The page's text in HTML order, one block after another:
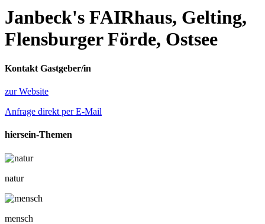
Janbeck's FAIRhaus, Gelting,
Flensburger Förde, Ostsee
Kontakt Gastgeber/in
zur Website
Anfrage direkt per E-Mail
hiersein-Themen
natur
mensch